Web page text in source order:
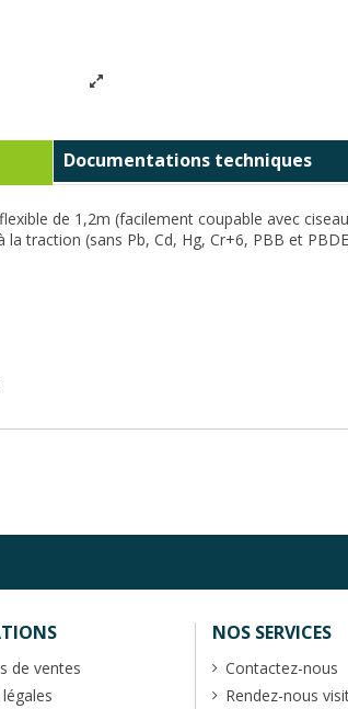
Documentations techniques
de 1,2m (facilement coupable avec
traction (sans Pb, Cd, Hg, Cr+6, PBB et
de ventes
NOS SERVICES
Contactez-nous
Rendez-nous